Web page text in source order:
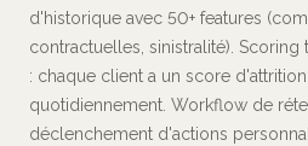
d'historique avec 50+ features
contractuelles, sinistralité). Scoring
: chaque client a un score
quotidiennement. Workflow de
déclenchement d'actions